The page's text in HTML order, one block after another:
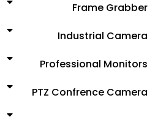
Frame Grabber
Industrial Camera
Professional Monitors
PTZ Confrence Camera